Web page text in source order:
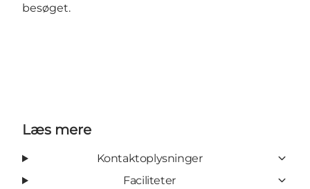
besøget.
Læs mere
Kontaktoplysninger
Faciliteter